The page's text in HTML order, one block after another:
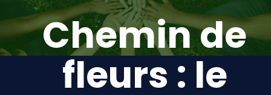
Chemin de
fleurs : le